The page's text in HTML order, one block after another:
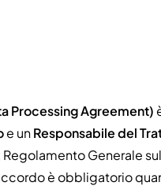
Processing Agreement)
e unResponsabile del
Generale
è obbligatorio